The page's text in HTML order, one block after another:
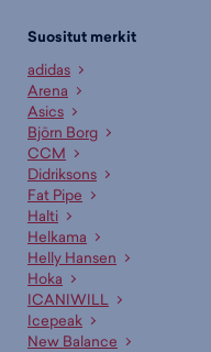
Suositut merkit
adidas
Arena
Asics
Björn Borg
CCM
Didriksons
Fat Pipe
Halti
Helkama
Helly Hansen
Hoka
ICANIWILL
Icepeak
New Balance